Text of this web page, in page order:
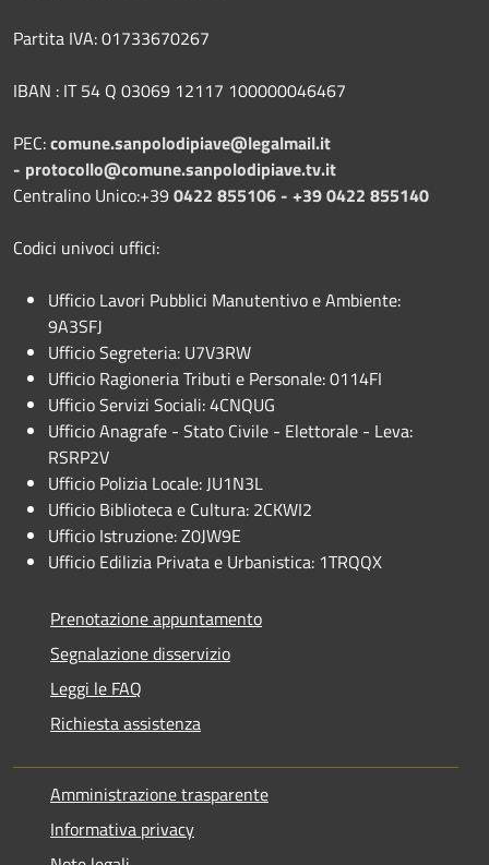
Partita IVA: 01733670267
IBAN : IT 54 Q 03069 12117 100000046467
PEC:comune.sanpolodipiave@legalmail.it
- protocollo@comune.sanpolodipiave.tv.it
Centralino Unico:+39 0422 855106 - +39 0422 855140
Codici univoci uffici:
Ufficio Lavori Pubblici Manutentivo e Ambiente:
9A3SFJ
Ufficio Segreteria: U7V3RW
Ufficio Ragioneria Tributi e Personale: 0114FI
Ufficio Servizi Sociali: 4CNQUG
Ufficio Anagrafe - Stato Civile - Elettorale - Leva:
RSRP2V
Ufficio Polizia Locale: JU1N3L
Ufficio Biblioteca e Cultura: 2CKWI2
Ufficio Istruzione: Z0JW9E
Ufficio Edilizia Privata e Urbanistica: 1TRQQX
Prenotazione appuntamento
Segnalazione disservizio
Leggi le FAQ
Richiesta assistenza
Amministrazione trasparente
Informativa privacy